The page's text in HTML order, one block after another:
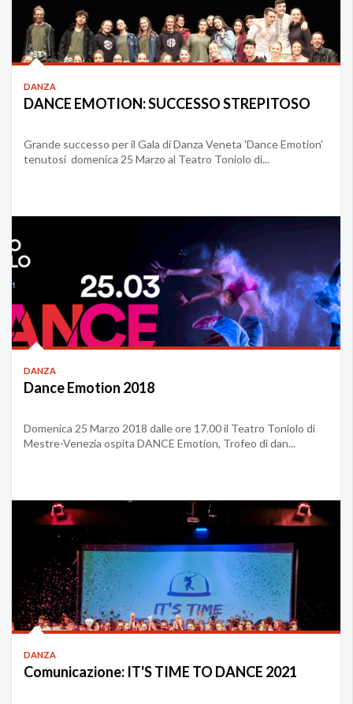
DANZA
DANCE EMOTION: SUCCESSO STREPITOSO
Grande successo per il Gala di Danza Veneta 'Dance Emotion'
tenutosi domenica 25 Marzo al Teatro Toniolo di...
DANZA
Dance Emotion 2018
Domenica 25 Marzo 2018 dalle ore 17.00 il Teatro Toniolo di
Mestre-Venezia ospita DANCE Emotion, Trofeo di dan...
DANZA
Comunicazione: IT'S TIME TO DANCE 2021